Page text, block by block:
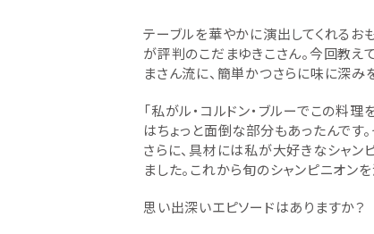
テーブルを華やかに演出してくれるお
が評判のこだまゆきこさん。今回教え
まさん流に、簡単かつさらに味に深み
「私がル・コルドン・ブルーでこの料
はちょっと面倒な部分もあったんです
さらに、具材には私が大好きなシャン
ました。これから旬のシャンピニオン
思い出深いエピソードはありますか？